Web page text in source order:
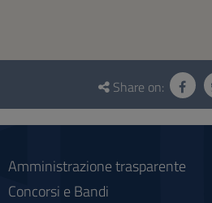
Questionnaire
social
Share on:
Amministrazione trasparente
Concorsi e Bandi